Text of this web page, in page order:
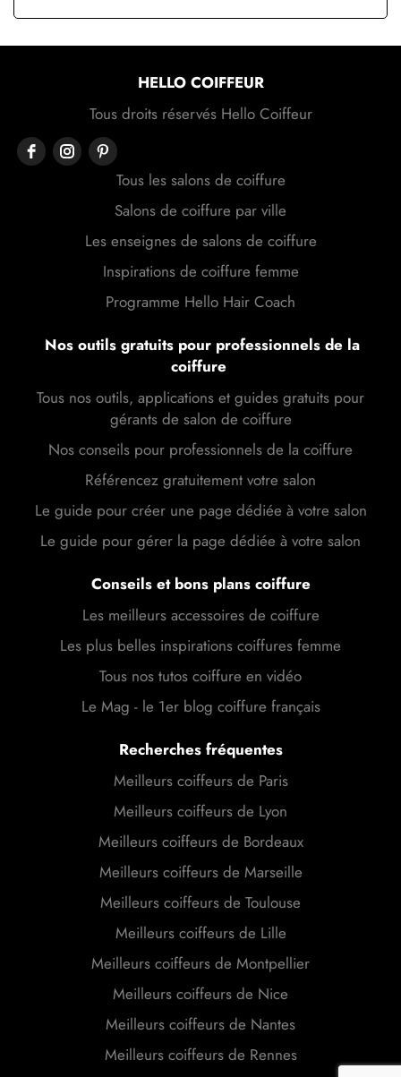
HELLO COIFFEUR
Tous droits réservés Hello Coiffeur
Tous les salons de coiffure
Salons de coiffure par ville
Les enseignes de salons de coiffure
Inspirations de coiffure femme
Programme Hello Hair Coach
Nos outils gratuits pour professionnels de la
coiffure
Tous nos outils, applications et guides gratuits pour
gérants de salon de coiffure
Nos conseils pour professionnels de la coiffure
Référencez gratuitement votre salon
Le guide pour créer une page dédiée à votre salon
Le guide pour gérer la page dédiée à votre salon
Conseils et bons plans coiffure
Les meilleurs accessoires de coiffure
Les plus belles inspirations coiffures femme
Tous nos tutos coiffure en vidéo
Le Mag - le 1er blog coiffure français
Recherches fréquentes
Meilleurs coiffeurs de Paris
Meilleurs coiffeurs de Lyon
Meilleurs coiffeurs de Bordeaux
Meilleurs coiffeurs de Marseille
Meilleurs coiffeurs de Toulouse
Meilleurs coiffeurs de Lille
Meilleurs coiffeurs de Montpellier
Meilleurs coiffeurs de Nice
Meilleurs coiffeurs de Nantes
Meilleurs coiffeurs de Rennes